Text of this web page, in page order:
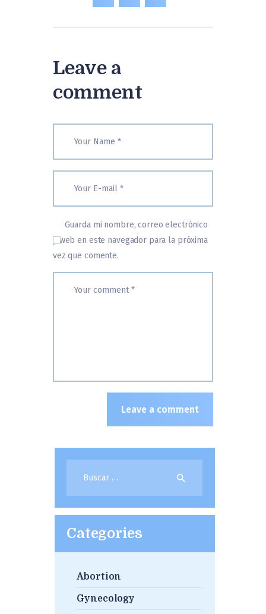
Leave a
comment
Guarda mi nombre, correo electrónico
y web en este navegador para la próxima
vez que comente.
Categories
Abortion
Gynecology